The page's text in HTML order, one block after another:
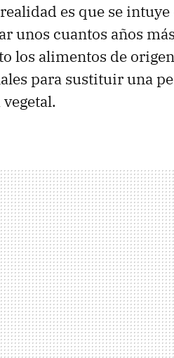
es que se
unos cuantos años
los alimentos de
para sustituir una